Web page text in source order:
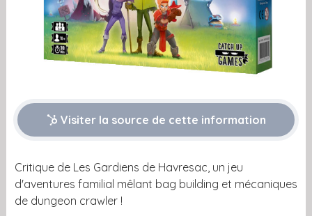
Visiter la source de cette information
Critique de Les Gardiens de Havresac, un jeu
d'aventures familial mêlant bag building et mécaniques
de dungeon crawler !